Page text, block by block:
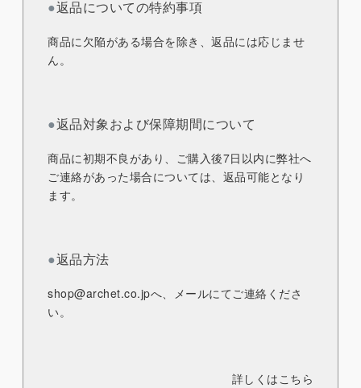
●返品についての特約事項
商品に欠陥がある場合を除き、返品には応じませ
ん。
●返品対象および保障期間について
商品に初期不良があり、ご購入後7日以内に弊社へ
ご連絡があった場合については、返品可能となり
ます。
●返品方法
shop@archet.co.jpへ、メールにてご連絡くださ
い。
詳しくはこちら